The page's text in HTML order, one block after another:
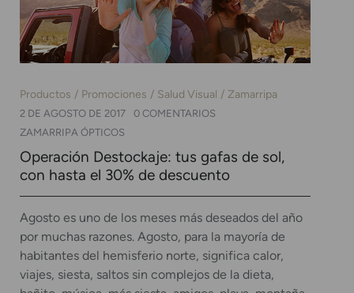
Productos Promociones Salud Visual Zamarripa
2 DE AGOSTO DE 2017
0 COMENTARIOS
ZAMARRIPA ÓPTICOS
Operación Destockaje: tus gafas de sol,
con hasta el 30% de descuento
Agosto es uno de los meses más deseados del año
por muchas razones. Agosto, para la mayoría de
habitantes del hemisferio norte, significa calor,
viajes, siesta, saltos sin complejos de la dieta,